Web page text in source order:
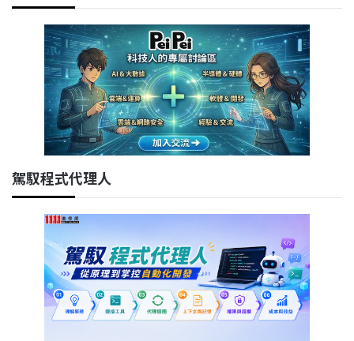
駕馭程式代理人